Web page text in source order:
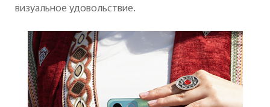
визуальное удовольствие.